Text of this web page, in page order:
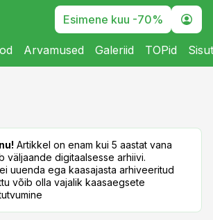
Esimene kuu -70%
Arvamused Galeriid TOPid
Artikkel on enam kui 5 aastat vana
väljaande digitaalsesse arhiivi.
uuenda ega kaasajasta arhiveeritud
võib olla vajalik kaasaegsete